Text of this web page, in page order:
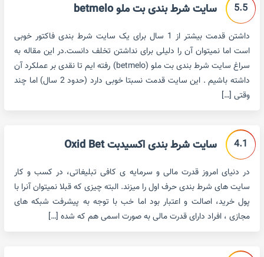
5.5 سایت شرط بندی بت ملو betmelo
داشتن قدمت بیشتر از 1 سال برای یک سایت شرط بندی فاکتور خوبی
است اما نمیتوان آن را دلیلی برای نداشتن تخلف دانست.در این مقاله به
سراغ سایت شرط بندی بت ملو (betmelo) رفته ایم تا نقدی بر عملکرد آن
داشته باشیم . این سایت قدمت نسبتا خوبی دارد (حدود 2 سال) اما چند
وقتی […]
4.1 سایت شرط بندی اکسیدبت Oxid Bet
در دنیای امروز قدرت مالی و سرمایه ی کافی تبلیغاتی، در کسب و کار
سایت های شرط بندی حرف اول را میزند. البته چیزی که قبلا نمیتوان آنرا با
پول خرید، اصالت و اعتبار بود اما خب با توجه به پیشرفت شبکه های
مجازی ، افراد دارای قدرت مالی به صورت اسمی هم که شده […]